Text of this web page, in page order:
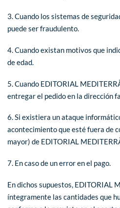
3. Cuando los sistemas de
puede ser fraudulento.
4. Cuando existan motivos que
de edad.
5. Cuando EDITORIAL
entregar el pedido en la dirección
6. Si existiera un ataque
acontecimiento que esté fuera de
mayor) de EDITORIAL
7. En caso de un error en el pago.
En dichos supuestos, EDITORIAL
íntegramente las cantidades que